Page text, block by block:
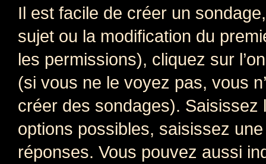
Il est facile de créer un
sujet ou la modification du
les permissions), cliquez sur
(si vous ne le voyez pas, vous
créer des sondages).
options possibles, saisissez
réponses. Vous pouvez aussi